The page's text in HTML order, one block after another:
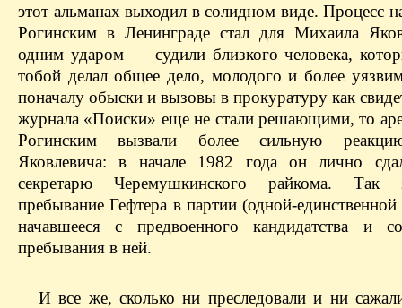
этот альманах выходил в солидном виде. Процесс
Рогинским в Ленинграде стал для Михаила
одним ударом — судили близкого человека,
тобой делал общее дело, молодого и более
поначалу обыски и вызовы в прокуратуру как
журнала «Поиски» еще не стали решающими, то
Рогинским вызвали более сильную
Яковлевича: в начале 1982 года он лично
секретарю Черемушкинского райкома. Так
пребывание Гефтера в партии (одной-
начавшееся с предвоенного кандидатства и
пребывания в ней.
И все же, сколько ни преследовали и ни